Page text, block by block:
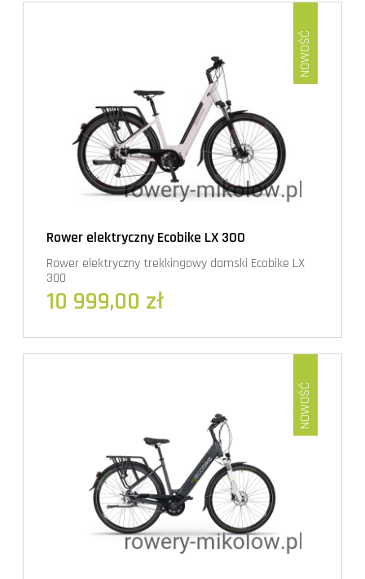
Rower elektryczny Ecobike LX 300
Rower elektryczny trekkingowy damski Ecobike LX
300
10 999,00 zł
NOWOŚĆ
NOWOŚĆ